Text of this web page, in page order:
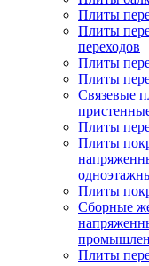
Плиты
Плиты
переходов
Плиты
Плиты
Связевые
Плиты
Плиты
Плиты
Сборные
Плиты